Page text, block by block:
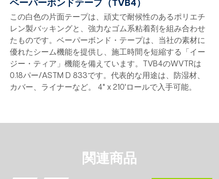
ベーパーボンドテープ（TVB4）
この白色の片面テープは、頑丈で耐候性のあるポリエチ
レン製バッキングと、強力なゴム系粘着剤を組み合わせ
たものです。ベーパーボンド・テープは、当社の素材に
優れたシーム機能を提供し、施工時間を短縮する「イー
ジー・ティア」機能を備えています。TVB4のWVTRは
0.18パー/ASTM D 833です。代表的な用途は、防湿材、
カバー、ライナーなど。 4" x 210'ロールで入手可能。
関連商品